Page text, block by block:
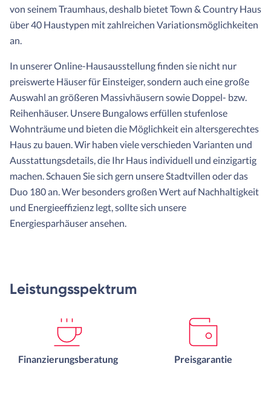
von seinem Traumhaus, deshalb bietet Town & Country Haus
über 40 Haustypen mit zahlreichen Variationsmöglichkeiten
an.
In unserer Online-Hausausstellung finden sie nicht nur
preiswerte Häuser für Einsteiger, sondern auch eine große
Auswahl an größeren Massivhäusern sowie Doppel- bzw.
Reihenhäuser. Unsere Bungalows erfüllen stufenlose
Wohnträume und bieten die Möglichkeit ein altersgerechtes
Haus zu bauen. Wir haben viele verschieden Varianten und
Ausstattungsdetails, die Ihr Haus individuell und einzigartig
machen. Schauen Sie sich gern unsere Stadtvillen oder das
Duo 180 an. Wer besonders großen Wert auf Nachhaltigkeit
und Energieeffizienz legt, sollte sich unsere
Energiesparhäuser ansehen.
Leistungsspektrum
Finanzierungsberatung Preisgarantie